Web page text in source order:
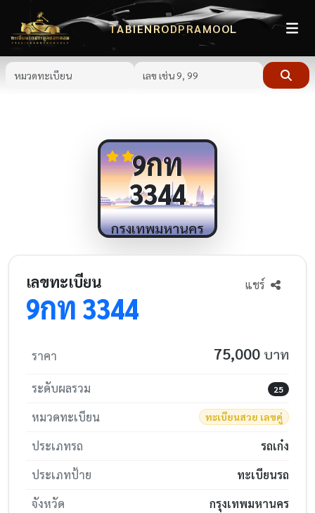
TABIENRODPRAMOOL
9กท
3344
กรุงเทพมหานคร
เลขทะเบียน
9กท 3344
แชร์
ราคา 75,000 บาท
ระดับผลรวม 25
หมวดทะเบียน ทะเบียนสวย เลขคู่
ประเภทรถ
รถเก๋ง
ประเภทป้าย
ทะเบียนรถ
จังหวัด
กรุงเทพมหานคร